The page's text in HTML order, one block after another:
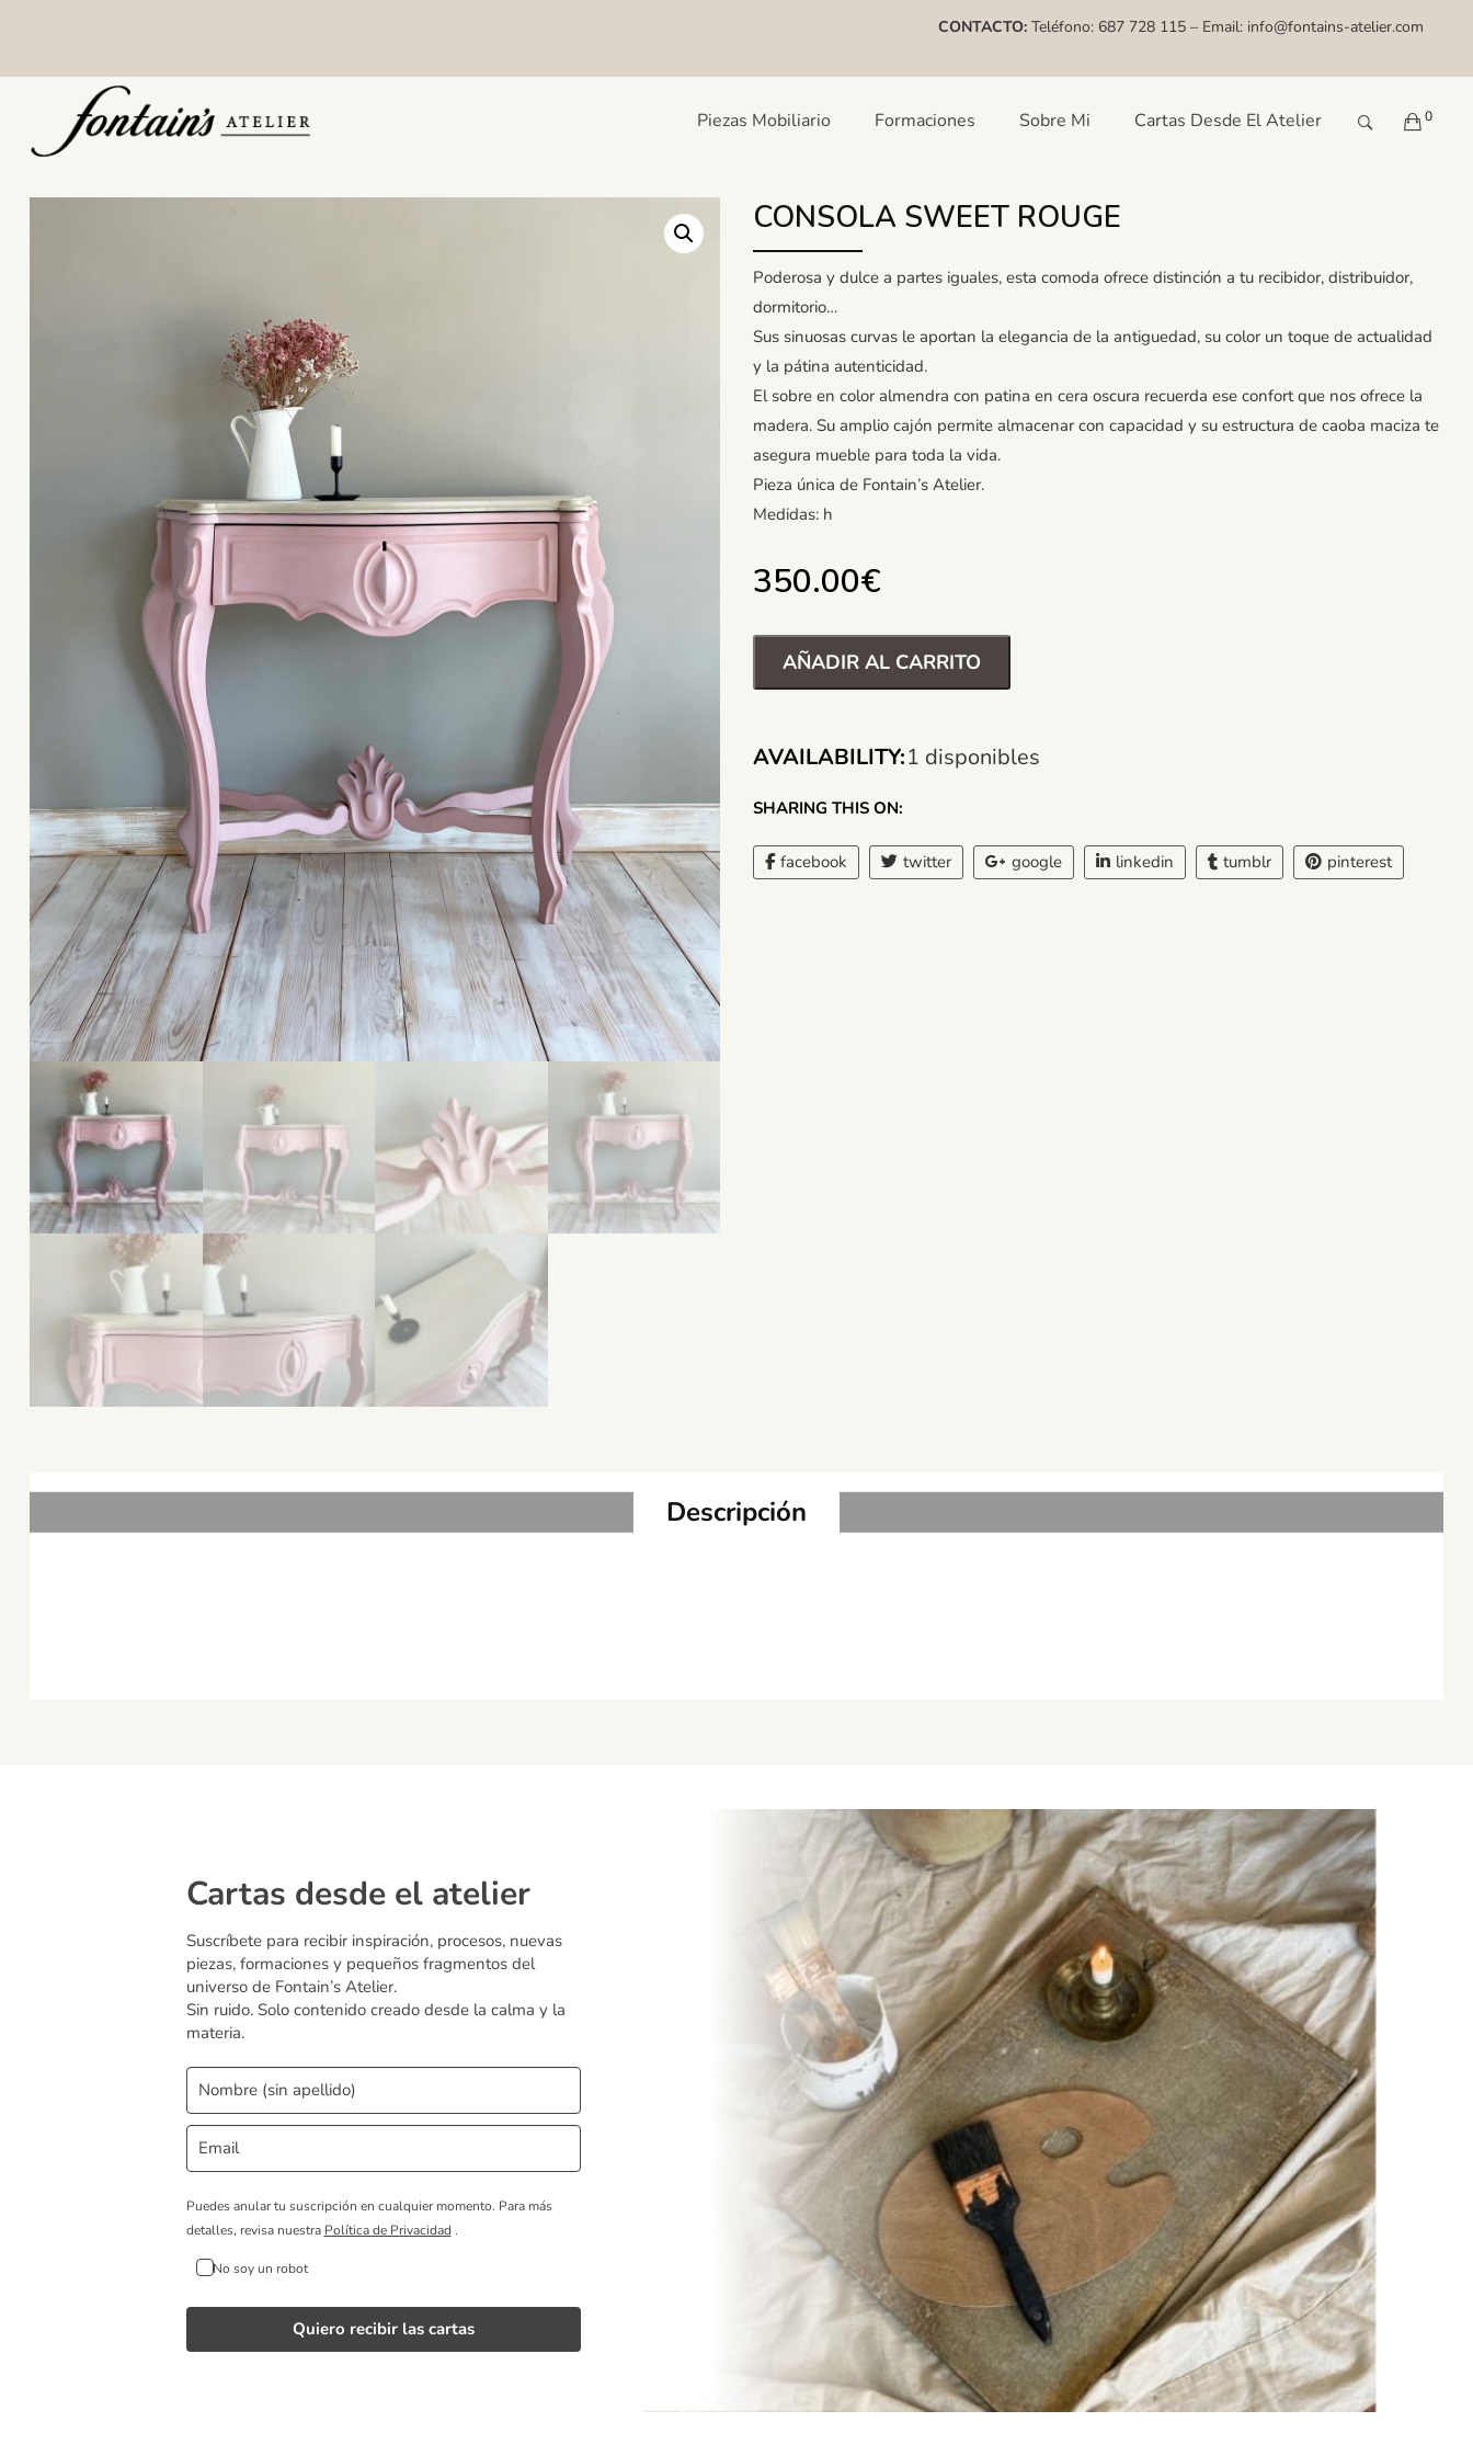
CONTACTO: Teléfono: 687 728 115 – Email: info@fontains-atelier.com
Piezas Mobiliario Formaciones Sobre Mi Cartas Desde El Atelier 0
CONSOLA SWEET ROUGE
Poderosa y dulce a partes iguales, esta comoda ofrece distinción a tu recibidor, distribuidor,
dormitorio…
Sus sinuosas curvas le aportan la elegancia de la antiguedad, su color un toque de actualidad
y la pátina autenticidad.
El sobre en color almendra con patina en cera oscura recuerda ese confort que nos ofrece la
madera. Su amplio cajón permite almacenar con capacidad y su estructura de caoba maciza te
asegura mueble para toda la vida.
Pieza única de Fontain’s Atelier.
Medidas: h
350.00€
AÑADIR AL CARRITO
AVAILABILITY:1 disponibles
SHARING THIS ON:
facebook twitter google linkedin tumblr pinterest
Descripción
Cartas desde el atelier
Suscríbete para recibir inspiración, procesos, nuevas
piezas, formaciones y pequeños fragmentos del
universo de Fontain’s Atelier.
Sin ruido. Solo contenido creado desde la calma y la
materia.
Puedes anular tu suscripción en cualquier momento. Para más
detalles, revisa nuestra Política de Privacidad .
No soy un robot
Quiero recibir las cartas